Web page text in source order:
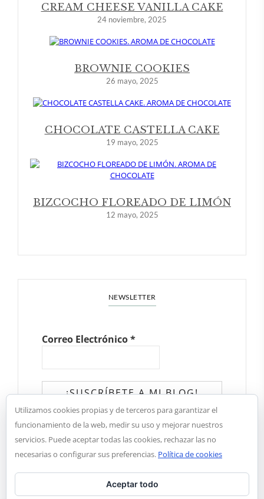
CREAM CHEESE VANILLA CAKE
24 noviembre, 2025
BROWNIE COOKIES
26 mayo, 2025
CHOCOLATE CASTELLA CAKE
19 mayo, 2025
BIZCOCHO FLOREADO DE LIMÓN
12 mayo, 2025
NEWSLETTER
Correo Electrónico*
✓ He leído y acepto la política de
privacidad
Utilizamos cookies propias y de terceros para garantizar el
funcionamiento de la web, medir su uso y mejorar nuestros
servicios. Puede aceptar todas las cookies, rechazar las no
necesarias o configurar sus preferencias. Política de cookies
Aceptar todo